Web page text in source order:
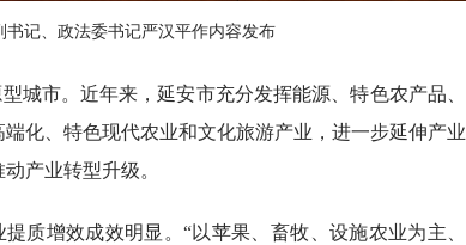
书记、政法委书记严汉平作内容发布
城市。近年来，延安市充分发挥能源、特色农产品、
化、特色现代农业和文化旅游产业，进一步延伸产业
产业转型升级。
质增效成效明显。“以苹果、畜牧、设施农业为主、